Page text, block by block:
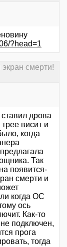
?head=1
смерти!
дрова
висит и
когда
Так
появится-
смерти и
когда ОС
ось
Как-то
подключен,
прога
тогда